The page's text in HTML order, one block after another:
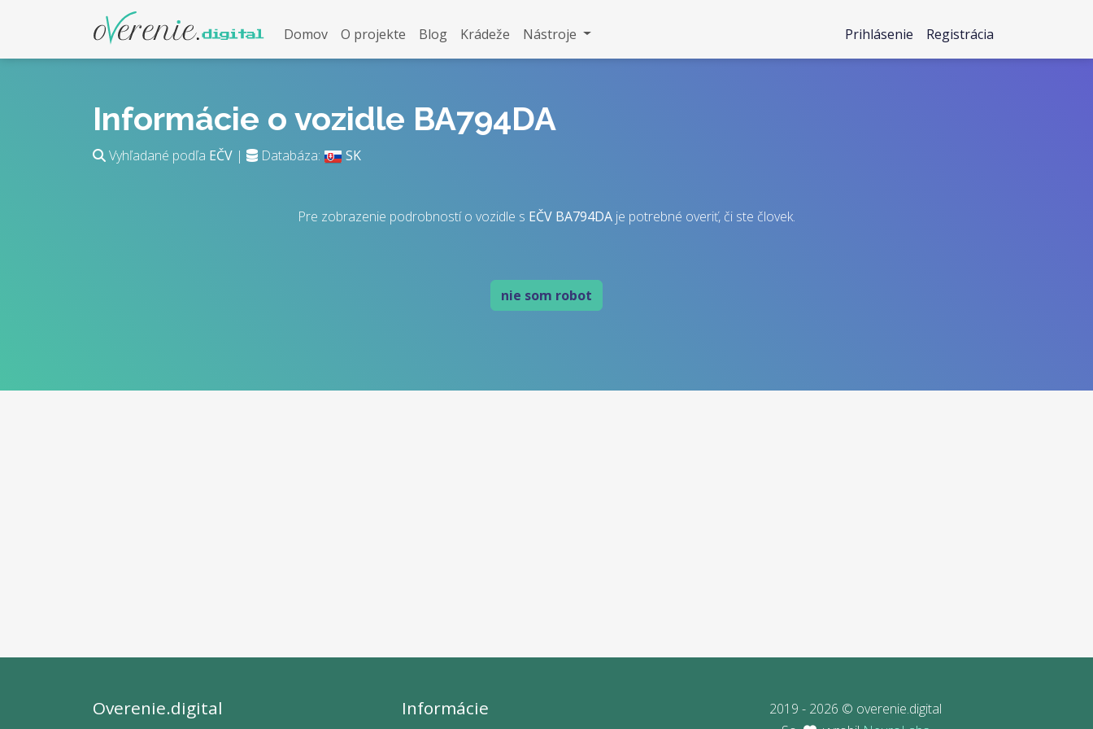
Domov O projekte Blog Krádeže Nástroje Prihlásenie Registrácia
Informácie o vozidle BA794DA
Vyhľadané podľa EČV | Databáza: SK
Pre zobrazenie podrobností o vozidle s EČV BA794DA je potrebné overiť, či ste človek.
nie som robot
Overenie.digital Informácie
2019 - 2026 © overenie.digital